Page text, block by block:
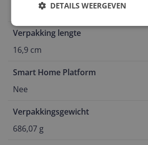
Volwassene
Verpakking lengte
16,9 cm
Smart Home Platform
Nee
Verpakkingsgewicht
686,07 g
DETAILS WEERGEVEN